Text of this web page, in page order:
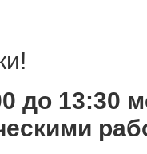
до 13:30